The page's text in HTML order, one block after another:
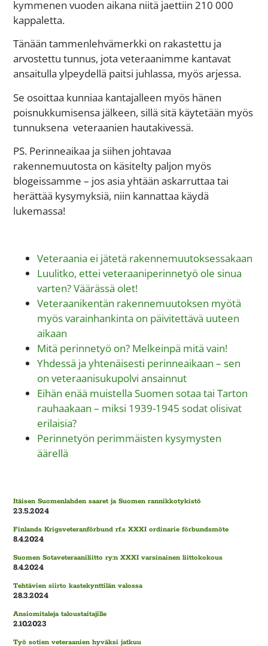
kymmenen vuoden aikana niitä jaettiin 210 000
kappaletta.
Tänään tammenlehvämerkki on rakastettu ja
arvostettu tunnus, jota veteraanimme kantavat
ansaitulla ylpeydellä paitsi juhlassa, myös arjessa.
Se osoittaa kunniaa kantajalleen myös hänen
poisnukkumisensa jälkeen, sillä sitä käytetään myös
tunnuksena veteraanien hautakivessä.
PS. Perinneaikaa ja siihen johtavaa
rakennemuutosta on käsitelty paljon myös
blogeissamme – jos asia yhtään askarruttaa tai
herättää kysymyksiä, niin kannattaa käydä
lukemassa!
Veteraania ei jätetä rakennemuutoksessakaan
Luulitko, ettei veteraaniperinnetyö ole sinua
varten? Väärässä olet!
Veteraanikentän rakennemuutoksen myötä
myös varainhankinta on päivitettävä uuteen
aikaan
Mitä perinnetyö on? Melkeinpä mitä vain!
Yhdessä ja yhtenäisesti perinneaikaan – sen
on veteraanisukupolvi ansainnut
Eihän enää muistella Suomen sotaa tai Tarton
rauhaakaan – miksi 1939-1945 sodat olisivat
erilaisia?
Perinnetyön perimmäisten kysymysten
äärellä
Itäisen Suomenlahden saaret ja Suomen rannikkotykistö
23.5.2024
Finlands Krigsveteranförbund rf.s XXXI ordinarie förbundsmöte
8.4.2024
Suomen Sotaveteraaniliitto ry:n XXXI varsinainen liittokokous
8.4.2024
Tehtävien siirto kastekynttilän valossa
28.3.2024
Ansiomitaleja taloustaitajille
2.10.2023
Työ sotien veteraanien hyväksi jatkuu